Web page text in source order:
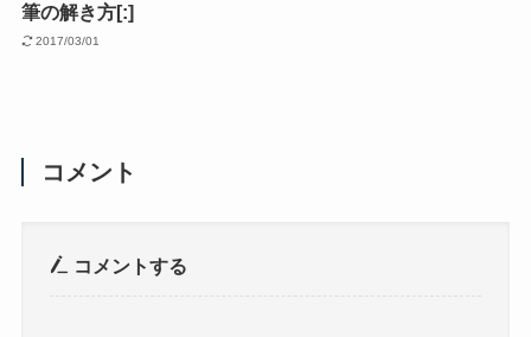
筆の解き方[:]
2017/03/01
コメント
コメントする